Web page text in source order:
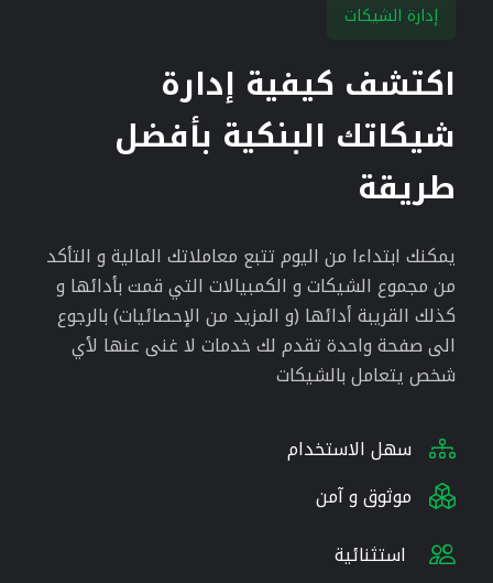
إدارة الشيكات
اكتشف كيفية إدارة
شيكاتك البنكية بأفضل
طريقة
يمكنك ابتداءا من اليوم تتبع معاملاتك المالية و التأكد
من مجموع الشيكات و الكمبيالات التي قمت بأدائها و
كذلك القريبة أدائها (و المزيد من الإحصائيات) بالرجوع
الى صفحة واحدة تقدم لك خدمات لا غنى عنها لأي
شخص يتعامل بالشيكات
سهل الاستخدام
موثوق و آمن
استثنائية